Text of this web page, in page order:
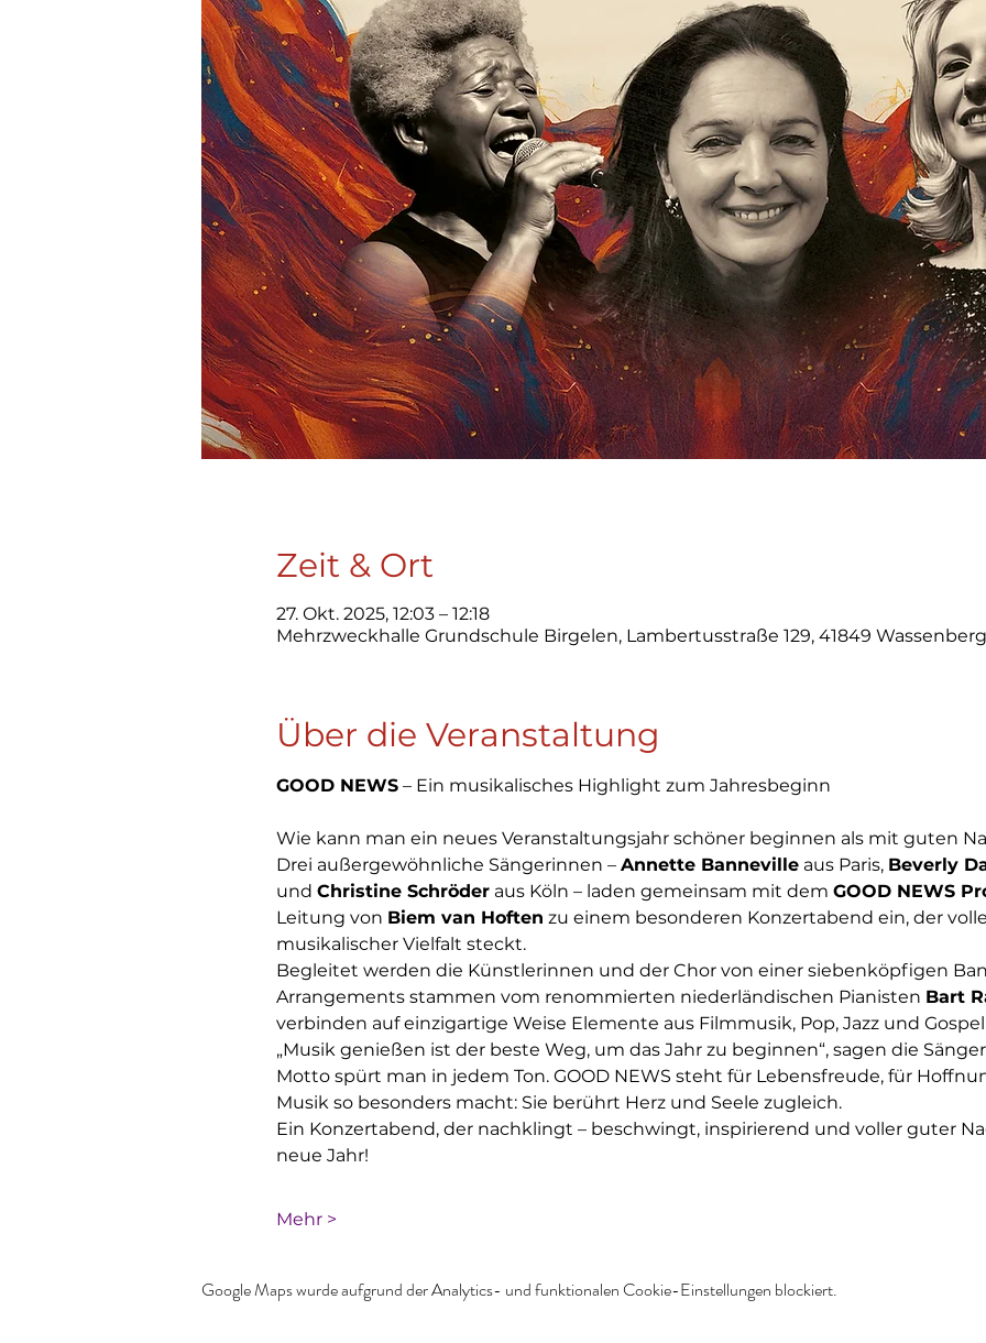
Zeit & Ort
27. Okt. 2025, 12:03 – 12:18
Mehrzweckhalle Grundschule Birgelen, Lambertusstraße 129, 41849 Wassenberg
Über die Veranstaltung
GOOD NEWS – Ein musikalisches Highlight zum Jahresbeginn
Wie kann man ein neues Veranstaltungsjahr schöner beginnen als mit guten
Drei außergewöhnliche Sängerinnen – Annette Banneville aus Paris, Beverly
und Christine Schröder aus Köln – laden gemeinsam mit dem GOOD NEWS
Leitung von Biem van Hoften zu einem besonderen Konzertabend ein, der
musikalischer Vielfalt steckt.
Begleitet werden die Künstlerinnen und der Chor von einer siebenköpfigen
Arrangements stammen vom renommierten niederländischen Pianisten Bart
verbinden auf einzigartige Weise Elemente aus Filmmusik, Pop, Jazz und
„Musik genießen ist der beste Weg, um das Jahr zu beginnen“, sagen die
Motto spürt man in jedem Ton. GOOD NEWS steht für Lebensfreude, für
Musik so besonders macht: Sie berührt Herz und Seele zugleich.
Ein Konzertabend, der nachklingt – beschwingt, inspirierend und voller guter
neue Jahr!
Mehr >
Google Maps wurde aufgrund der Analytics- und funktionalen Cookie-Einstellungen blockiert.